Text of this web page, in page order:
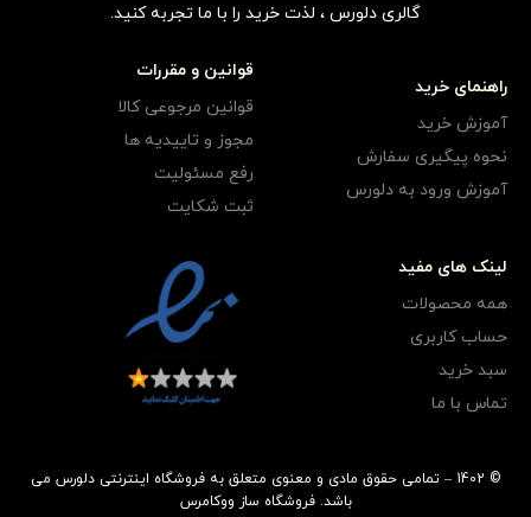
گالری دلورس ، لذت خرید را با ما تجربه کنید.
راهنمای خرید
آموزش خرید
نحوه پیگیری سفارش
آموزش ورود به دلورس
قوانین و مقررات
قوانین مرجوعی کالا
مجوز و تاییدیه ها
رفع مسئولیت
ثبت شکایت
لینک های مفید
همه محصولات
حساب کاربری
سبد خرید
تماس با ما
© 1402 – تمامی حقوق مادی و معنوی متعلق به فروشگاه اینترنتی دلورس می
باشد.فروشگاه ساز ووکامرس